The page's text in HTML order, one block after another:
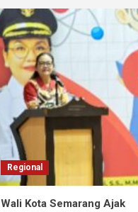
Regional
Wali Kota Semarang Ajak